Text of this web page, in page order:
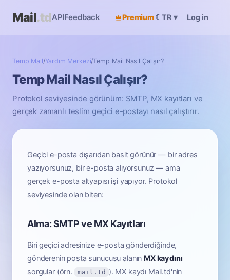
Mail.tdAPIFeedback Premium☾ TR ▾ Log in
Temp Mail/Yardım Merkezi/Temp Mail Nasıl Çalışır?
Temp Mail Nasıl Çalışır?
Protokol seviyesinde görünüm: SMTP, MX kayıtları ve
gerçek zamanlı teslim geçici e-postayı nasıl çalıştırır.
Geçici e-posta dışarıdan basit görünür — bir adres
yazıyorsunuz, bir e-posta alıyorsunuz — ama
gerçek e-posta altyapısı işi yapıyor. Protokol
seviyesinde olan biten:
Alma: SMTP ve MX Kayıtları
Biri geçici adresinize e-posta gönderdiğinde,
gönderenin posta sunucusu alanın MX kaydını
sorgular (örn.
mail.td ). MX kaydı Mail.td'nin